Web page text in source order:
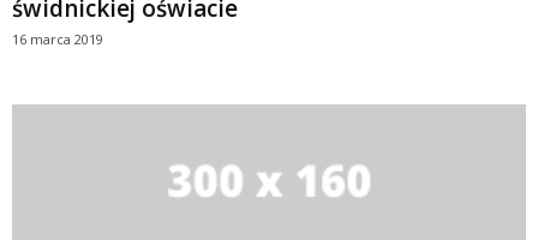
świdnickiej oświacie
16 marca 2019